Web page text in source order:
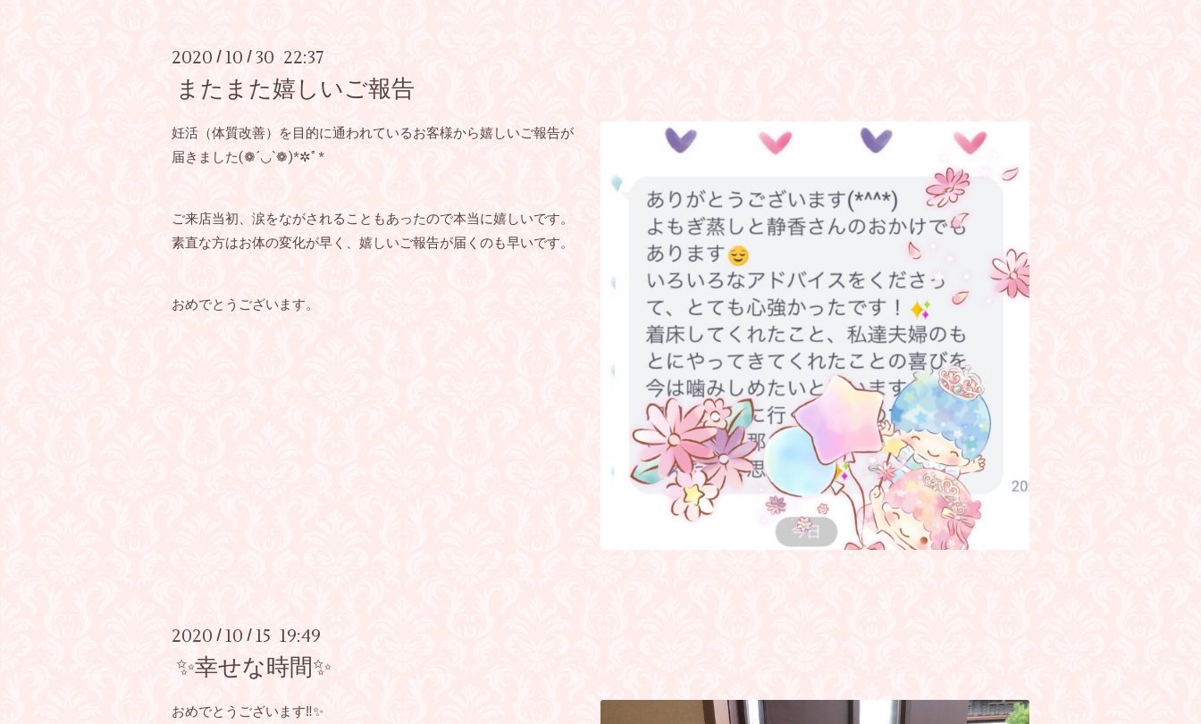
2020 / 10 / 30 22:37
またまた嬉しいご報告
妊活（体質改善）を目的に通われているお客様から嬉しいご報告が
届きました(❁´◡`❁)*✲ﾟ*
ご来店当初、涙をながされることもあったので本当に嬉しいです。
素直な方はお体の変化が早く、嬉しいご報告が届くのも早いです。
おめでとうございます。
2020 / 10 / 15 19:49
✨幸せな時間✨
おめでとうございます‼︎✨